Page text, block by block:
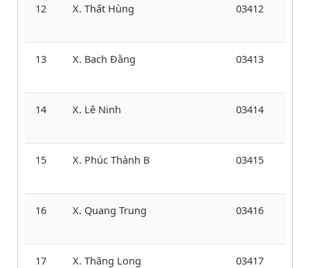
12 X. Thất Hùng 03412
13 X. Bạch Đằng 03413
14 X. Lê Ninh 03414
15 X. Phúc Thành B 03415
16 X. Quang Trung 03416
17 X. Thăng Long 03417